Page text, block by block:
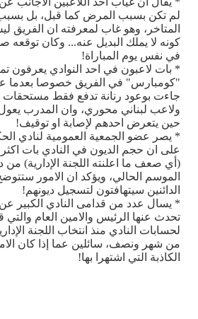
لم تكن بسبب المرض كما قبل، بل بسبب
المتاخر، وهو غاب لمعرفته ان الفريق
كونه لا يملك البديل عنه... وكان توقعه
في نفس يوم المباراة!
* بات لاعبون في احد النوادي يعرفون
"كومبارس" في الفريق خصوصا بعدما
جاءت بوعود رنانة تدفع فقط مستحقات
ولاعب لبناني محوري، وان المدرب
حين يتعرض احدهم لإصابة او توقيف!
* يصر عضو الجمعية العمومية لنادي
(أي صعف ما اعلنته اللجنة الإدارية)
الموسم الحالي، ويؤكد ان الامور
الدائنين سيتهافتون لتسجيل ديونهم!
* يسال عدد من قدامى النادي الكبير عن
تحدث عنها الرئيس والامين العام والتي
لحسابات النادي منذ انتخاب اللجنة
من شهر ونصف، سائلين عما إذا كان
الكاذبة التي اشتهرا بها!